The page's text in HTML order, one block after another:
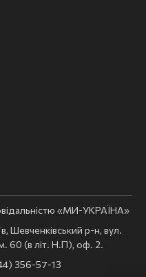
«МИ-УКРАЇНА»
Шевченківський р-н, вул.
60 (в літ. Н.П), оф. 2.
356-57-13